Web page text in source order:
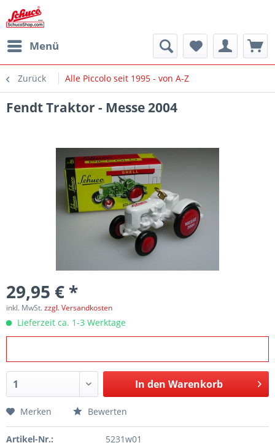
Menü
Zurück Alle Piccolo seit 1995 - von A-Z
Fendt Traktor - Messe 2004
29,95 € *
inkl. MwSt.zzgl. Versandkosten
Lieferzeit ca. 1-3 Werktage
In den Warenkorb
Merken Bewerten
Artikel-Nr.: 5231w01